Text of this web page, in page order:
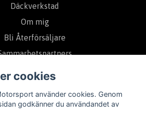
Däckverkstad
Om mig
Bli Återförsäljare
på vårt nyhetsbrev
cookies
använder cookies. Genom
godkänner du användandet av